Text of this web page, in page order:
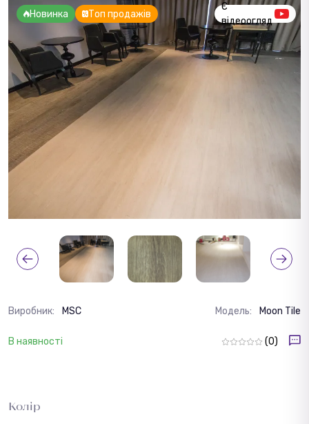
Новинка Топ продажів
Є
відеоогляд
Виробник: MSC Модель: Moon Tile
В наявності (0)
Колір